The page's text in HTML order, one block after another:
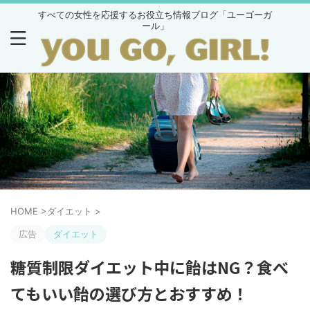
すべての女性を応援するお役立ち情報ブログ「ユーゴーガ
ール」
HOME >ダイエット >
広告 ダイエット
糖質制限ダイエット中に飴はNG？食べ
てもいい飴の選び方とおすすめ！